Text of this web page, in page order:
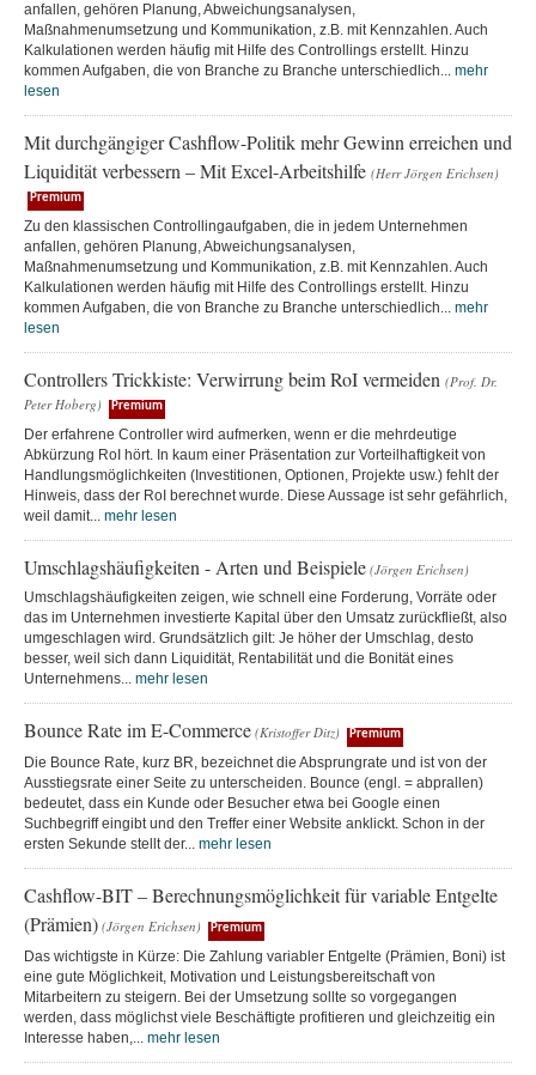
anfallen, gehören Planung, Abweichungsanalysen,
Maßnahmenumsetzung und Kommunikation, z.B. mit Kennzahlen. Auch
Kalkulationen werden häufig mit Hilfe des Controllings erstellt. Hinzu
kommen Aufgaben, die von Branche zu Branche unterschiedlich... mehr
lesen
Mit durchgängiger Cashflow-Politik mehr Gewinn erreichen und
Liquidität verbessern – Mit Excel-Arbeitshilfe (Herr Jörgen Erichsen)
Premium
Zu den klassischen Controllingaufgaben, die in jedem Unternehmen
anfallen, gehören Planung, Abweichungsanalysen,
Maßnahmenumsetzung und Kommunikation, z.B. mit Kennzahlen. Auch
Kalkulationen werden häufig mit Hilfe des Controllings erstellt. Hinzu
kommen Aufgaben, die von Branche zu Branche unterschiedlich... mehr
lesen
Controllers Trickkiste: Verwirrung beim RoI vermeiden (Prof. Dr.
Peter Hoberg)
Premium
Der erfahrene Controller wird aufmerken, wenn er die mehrdeutige
Abkürzung RoI hört. In kaum einer Präsentation zur Vorteilhaftigkeit von
Handlungsmöglichkeiten (Investitionen, Optionen, Projekte usw.) fehlt der
Hinweis, dass der RoI berechnet wurde. Diese Aussage ist sehr gefährlich,
weil damit... mehr lesen
Umschlagshäufigkeiten - Arten und Beispiele (Jörgen Erichsen)
Umschlagshäufigkeiten zeigen, wie schnell eine Forderung, Vorräte oder
das im Unternehmen investierte Kapital über den Umsatz zurückfließt, also
umgeschlagen wird. Grundsätzlich gilt: Je höher der Umschlag, desto
besser, weil sich dann Liquidität, Rentabilität und die Bonität eines
Unternehmens... mehr lesen
Bounce Rate im E-Commerce (Kristoffer Ditz) Premium
Die Bounce Rate, kurz BR, bezeichnet die Absprungrate und ist von der
Ausstiegsrate einer Seite zu unterscheiden. Bounce (engl. = abprallen)
bedeutet, dass ein Kunde oder Besucher etwa bei Google einen
Suchbegriff eingibt und den Treffer einer Website anklickt. Schon in der
ersten Sekunde stellt der... mehr lesen
Cashflow-BIT – Berechnungsmöglichkeit für variable Entgelte
(Prämien) (Jörgen Erichsen) Premium
Das wichtigste in Kürze: Die Zahlung variabler Entgelte (Prämien, Boni) ist
eine gute Möglichkeit, Motivation und Leistungsbereitschaft von
Mitarbeitern zu steigern. Bei der Umsetzung sollte so vorgegangen
werden, dass möglichst viele Beschäftigte profitieren und gleichzeitig ein
Interesse haben,... mehr lesen